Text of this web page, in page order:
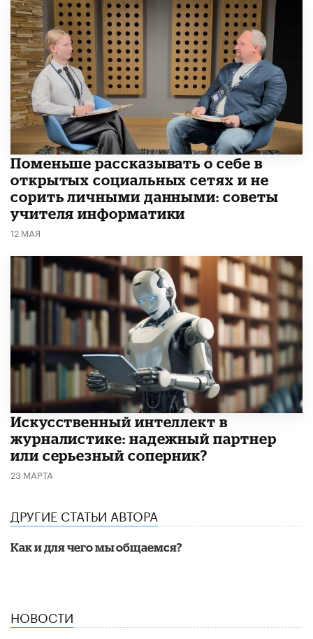
Поменьше рассказывать о себе в
открытых социальных сетях и не
сорить личными данными: советы
учителя информатики
12 МАЯ
Искусственный интеллект в
журналистике: надежный партнер
или серьезный соперник?
23 МАРТА
ДРУГИЕ СТАТЬИ АВТОРА
Как и для чего мы общаемся?
НОВОСТИ